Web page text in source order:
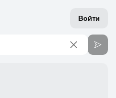
Войти